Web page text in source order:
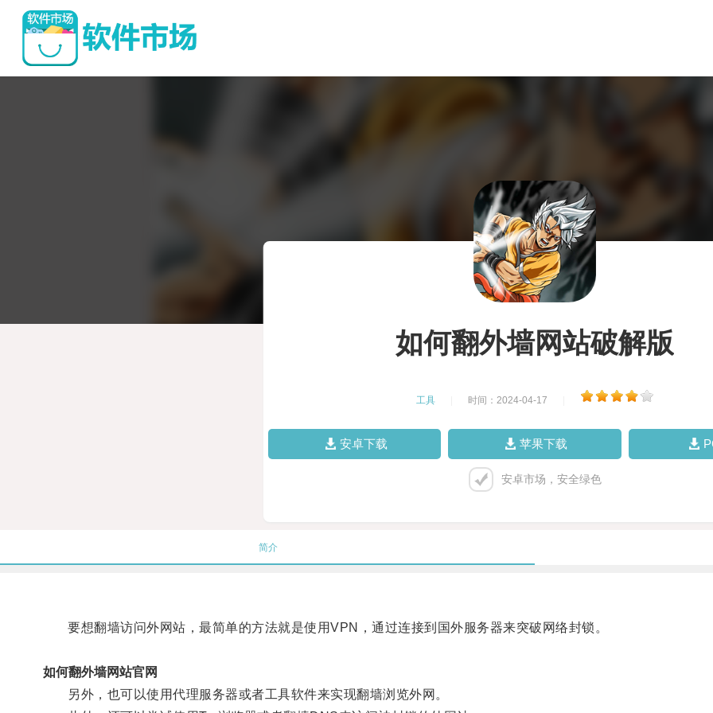
如何翻外墙网站破解版
工具 时间：2024-04-17
安卓下载 苹果下载
安卓市场，安全绿色
简介
要想翻墙访问外网站，最简单的方法就是使用VPN，通过连接到国外服务器来突破网络封锁。
如何翻外墙网站官网
另外，也可以使用代理服务器或者工具软件来实现翻墙浏览外网。